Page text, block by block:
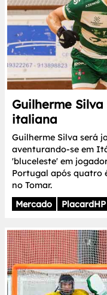
Guilherme
italiana
Guilherme Silva será
aventurando-se em
'bluceleste' em
Portugal após quatro
no Tomar.
Mercado
PlacardHP